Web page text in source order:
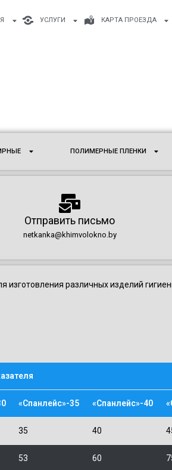
УСЛУГИ КАРТА ПРОЕЗДА
ПОЛИМЕРНЫЕ ПЛЕНКИ
Отправить письмо
netkanka@khimvolokno.by
изготовления различных изделий
«Спанлейс»-35 «Спанлейс»-40
35 40
53 60